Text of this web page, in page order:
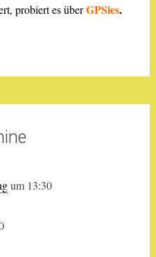
probiert es überGPSies.
um 13:30